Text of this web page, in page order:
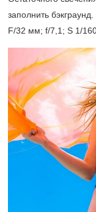
заполнить
F/32 мм; f/7,1; S 1/